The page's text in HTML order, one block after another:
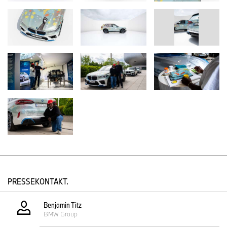
Farbpalette und vielschichtigen Formen thematisiert sein
Kunstwerk Transformation, Natur und technologische Innovation.
Die Gestaltung verbindet künstlerische Vision mit präzisem Design
– ein Symbol für eine Zukunft, in der Mobilität nicht nur nachhaltig,
Alvaro Barringtonsagt: „Fahrkultur ist eine der wichtigsten
Kulturen weltweit – Milliarden von Menschen nehmen daran teil.
Als Künstler, der sich mit kultureller Produktion beschäftigt, ist es
wirklich spannend, Teil dieser Diskussion über Nachhaltigkeit und
die Zukunft des Automobils zu sein, die BMW und die Welt derzeit
führen.“
Barringtons künstlerische Praxis, die in der Malerei verwurzelt ist,
wie Materialien kulturelle, politische und persönliche Geschichten
seine Neugier auf das menschliche Potenzial von Technologie und
dynamischen Visionen über das Medium innovativer Mobilität auf
freudige Art und Weise in Bewegung bringt.
PRESSEKONTAKT.
Benjamin Titz
BMW Group